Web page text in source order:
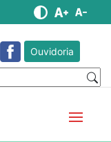
Ouvidoria